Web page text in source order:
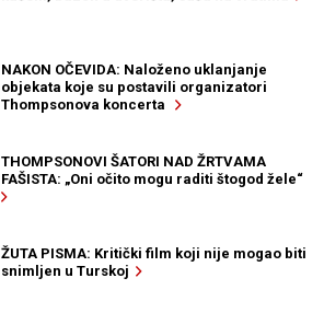
NAKON OČEVIDA: Naloženo uklanjanje
objekata koje su postavili organizatori
Thompsonova koncerta
THOMPSONOVI ŠATORI NAD ŽRTVAMA
FAŠISTA: „Oni očito mogu raditi štogod žele“
ŽUTA PISMA: Kritički film koji nije mogao biti
snimljen u Turskoj